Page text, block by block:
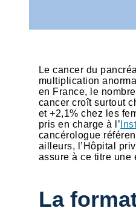
Le cancer du
multiplication
en France, le
cancer croît surtout
et +2,1% chez les
pris en charge à l’
cancérologue
ailleurs, l’Hôpital
assure à ce titre une
La